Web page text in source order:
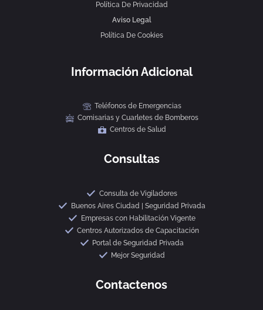
Política De Privacidad
Aviso Legal
Política De Cookies
Información Adicional
Teléfonos de Emergencias
Comisarias y Cuarletes de Bomberos
Centros de Salud
Consultas
Consulta de Vigiladores
Buenos Aires Ciudad | Seguridad Privada
Empresas con Habilitación Vigente
Centros Autorizados de Capacitación
Portal de Seguridad Privada
Mejor Seguridad
Contactenos